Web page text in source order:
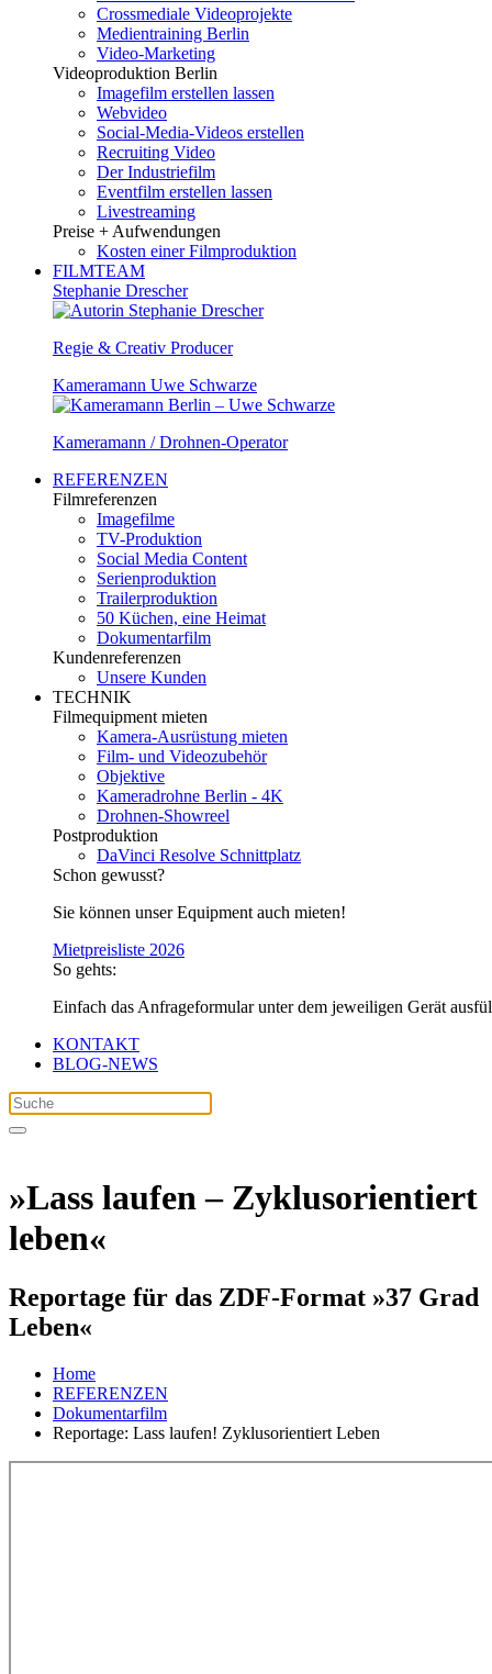
Crossmediale Videoprojekte
Medientraining Berlin
Video-Marketing
Videoproduktion Berlin
Imagefilm erstellen lassen
Webvideo
Social-Media-Videos erstellen
Recruiting Video
Der Industriefilm
Eventfilm erstellen lassen
Livestreaming
Preise + Aufwendungen
Kosten einer Filmproduktion
FILMTEAM
Stephanie Drescher
Regie & Creativ Producer
Kameramann Uwe Schwarze
Kameramann / Drohnen-Operator
REFERENZEN
Filmreferenzen
Imagefilme
TV-Produktion
Social Media Content
Serienproduktion
Trailerproduktion
50 Küchen, eine Heimat
Dokumentarfilm
Kundenreferenzen
Unsere Kunden
TECHNIK
Filmequipment mieten
Kamera-Ausrüstung mieten
Film- und Videozubehör
Objektive
Kameradrohne Berlin - 4K
Drohnen-Showreel
Postproduktion
DaVinci Resolve Schnittplatz
Schon gewusst?
Sie können unser Equipment auch mieten!
Mietpreisliste 2026
So gehts:
Einfach das Anfrageformular unter dem jeweiligen Gerät
KONTAKT
BLOG-NEWS
»Lass laufen – Zyklusorientiert
leben«
Reportage für das ZDF-Format »37 Grad
Leben«
Home
REFERENZEN
Dokumentarfilm
Reportage: Lass laufen! Zyklusorientiert Leben